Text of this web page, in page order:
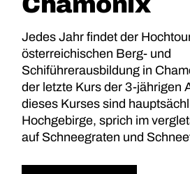
Jedes Jahr findet der
österreichischen Berg- und
Schiführerausbildung in
der letzte Kurs der 3-jährigen
dieses Kurses sind
Hochgebirge, sprich im
auf Schneegraten und